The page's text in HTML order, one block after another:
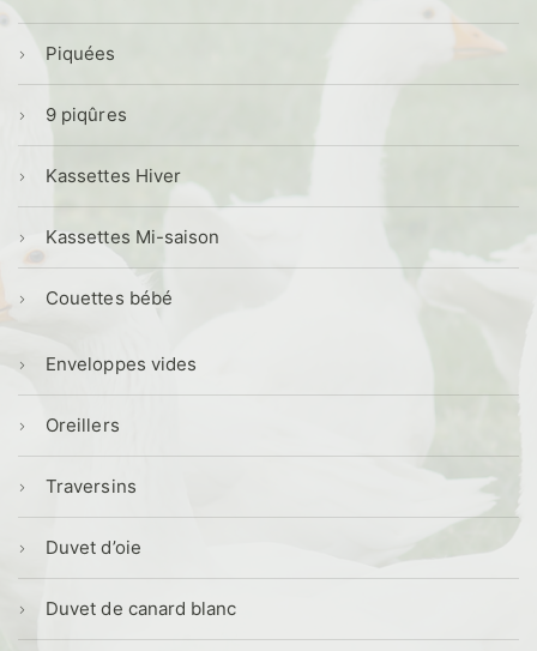
Piquées
9 piqûres
Kassettes Hiver
Kassettes Mi-saison
Couettes bébé
Enveloppes vides
Oreillers
Traversins
Duvet d’oie
Duvet de canard blanc